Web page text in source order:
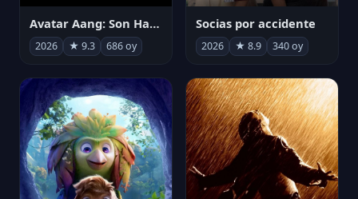
Avatar Aang: Son Havabükücü
2026 ★ 9.3 686 oy
Socias por accidente
2026 ★ 8.9 340 oy